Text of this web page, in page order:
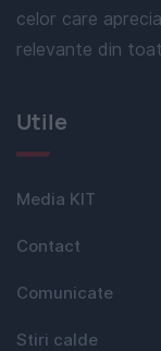
celor care
relevante din
Utile
Media KIT
Contact
Comunicate
Stiri calde